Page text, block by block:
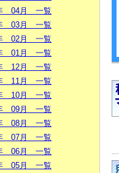
04月 一覧
03月 一覧
02月 一覧
01月 一覧
12月 一覧
11月 一覧
10月 一覧
09月 一覧
08月 一覧
07月 一覧
06月 一覧
05月 一覧